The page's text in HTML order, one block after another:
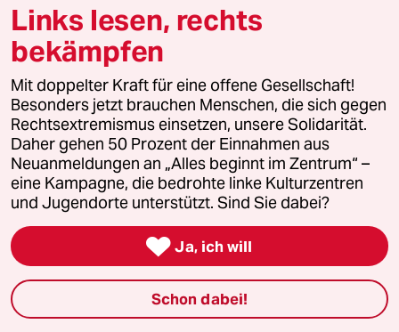
war lediglich eine Verschiebung in
der Gewichtung zweier
konkurrierender Rechtsgüter, nämlich
die Freiheit der Erziehung und die der
körperlichen Unversehrtheit des
Kindes.
Das wussten Sie aber die ganze Zeit,
nur klingt es so schön viel
bedrohlicher, wenn man von der
"Verletzung der Grundrechte des
Kindes" schwadronieren kann.
Um in Ihrer eigenen Lesart zu
ergänzen: Es werden ständig
jemandes Rechte verletzt. Nämlich
immer dann, wenn das Recht eines
anderen dem ersten entgegensteht
aber als wichtiger geachtet wird.
Links lesen, rechts
bekämpfen
Mit doppelter Kraft für eine offene Gesellschaft!
Besonders jetzt brauchen Menschen, die sich gegen
Rechtsextremismus einsetzen, unsere Solidarität.
Daher gehen 50 Prozent der Einnahmen aus
Neuanmeldungen an „Alles beginnt im Zentrum“ –
eine Kampagne, die bedrohte linke Kulturzentren
und Jugendorte unterstützt. Sind Sie dabei?
 Ja, ich will
Schon dabei!